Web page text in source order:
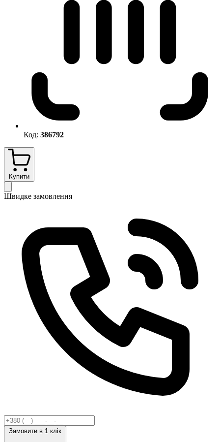
Код: 386792
Купити
Швидке замовлення
Замовити в 1 клік